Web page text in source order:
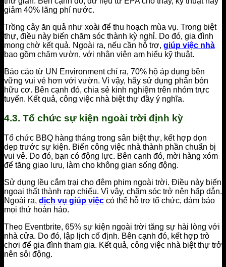
giảm 40% lãng phí nước.
Trồng cây ăn quả như xoài để thu hoạch mùa vụ. Trong biệt
thự, điều này biến chăm sóc thành kỳ nghỉ. Do đó, gia đình
mong chờ kết quả. Ngoài ra, nếu cần hỗ trợ, giúp việc nhà
bao gồm chăm vườn, với nhân viên am hiểu kỹ thuật.
Báo cáo từ UN Environment chỉ ra, 70% hộ áp dụng bền
vững vui vẻ hơn với vườn. Vì vậy, hãy sử dụng phân bón
hữu cơ. Bên cạnh đó, chia sẻ kinh nghiệm trên nhóm trực
tuyến. Kết quả, công việc nhà biệt thự đầy ý nghĩa.
4.3. Tổ chức sự kiện ngoài trời định kỳ
Tổ chức BBQ hàng tháng trong sân biệt thự, kết hợp dọn
dẹp trước sự kiện. Biến công việc nhà thành phần chuẩn bị
vui vẻ. Do đó, bạn có động lực. Bên cạnh đó, mời hàng xóm
để tăng giao lưu, làm cho không gian sống động.
Sử dụng lều cắm trại cho đêm phim ngoài trời. Điều này biến
ngoại thất thành rạp chiếu. Vì vậy, chăm sóc trở nên hấp dẫn.
Ngoài ra, dịch vụ giúp việc có thể hỗ trợ tổ chức, đảm bảo
mọi thứ hoàn hảo.
Theo Eventbrite, 65% sự kiện ngoài trời tăng sự hài lòng với
nhà cửa. Do đó, lập lịch cố định. Bên cạnh đó, kết hợp trò
chơi để gia đình tham gia. Kết quả, công việc nhà biệt thự trở
nên sôi động.